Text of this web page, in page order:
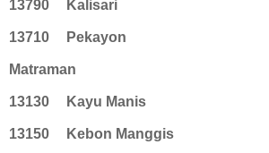
13790 Kalisari
13710 Pekayon
Matraman
13130 Kayu Manis
13150 Kebon Manggis